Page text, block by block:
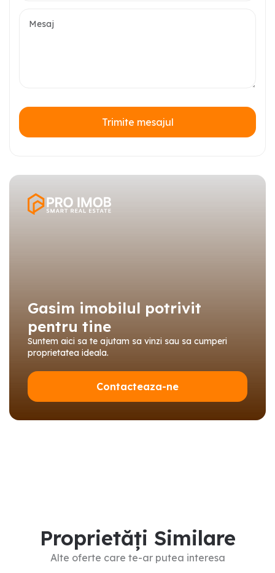
Trimite mesajul
Gasim imobilul potrivit
pentru tine
Suntem aici sa te ajutam sa vinzi sau sa cumperi
proprietatea ideala.
Contacteaza-ne
Proprietăți Similare
Alte oferte care te-ar putea interesa